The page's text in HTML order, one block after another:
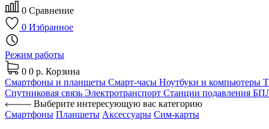
0 Сравнение
0 Избранное
Режим работы
0 0 р. Корзина
Смартфоны и планшеты Смарт-часы Ноутбуки и компьютеры
Спутниковая связь Электротранспорт Станции подавления
Выберите интересующую вас категорию
Смартфоны Планшеты Аксессуары Сим-карты